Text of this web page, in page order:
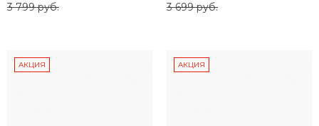
3 799 руб. 3 699 руб.
АКЦИЯ АКЦИЯ